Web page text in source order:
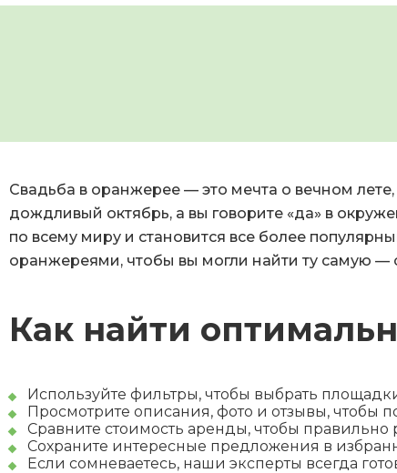
Свадьба в оранжерее — это мечта о вечном
дождливый октябрь, а вы говорите «да» в
по всему миру и становится все более
оранжереями, чтобы вы могли найти ту самую
Как найти
Используйте фильтры, чтобы выбрать
Просмотрите описания, фото и отзывы, чтобы
Сравните стоимость аренды, чтобы правильно
Сохраните интересные предложения в
Если сомневаетесь, наши эксперты всегда